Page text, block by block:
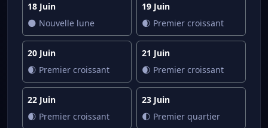
18 Juin
🌑 Nouvelle lune
19 Juin
🌒 Premier croissant
20 Juin
🌒 Premier croissant
21 Juin
🌒 Premier croissant
22 Juin
🌒 Premier croissant
23 Juin
🌓 Premier quartier